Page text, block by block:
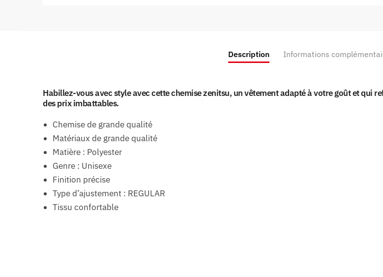
Description Informations
Habillez-vous avec style avec cette chemise zenitsu, un vêtement adapté à votre goût et qui
des prix imbattables.
Chemise de grande qualité
Matériaux de grande qualité
Matière : Polyester
Genre : Unisexe
Finition précise
Type d’ajustement : REGULAR
Tissu confortable